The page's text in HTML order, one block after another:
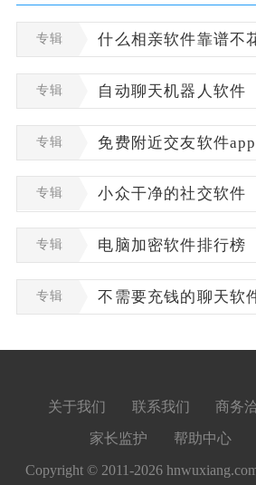
专辑 什么相亲软件靠谱不
专辑 自动聊天机器人软件
专辑 免费附近交友软件app
专辑 小众干净的社交软件
专辑 电脑加密软件排行榜
专辑 不需要充钱的聊天软
关于我们 联系我们 商务
家长监护 帮助中心
Copyright © 2011-2026